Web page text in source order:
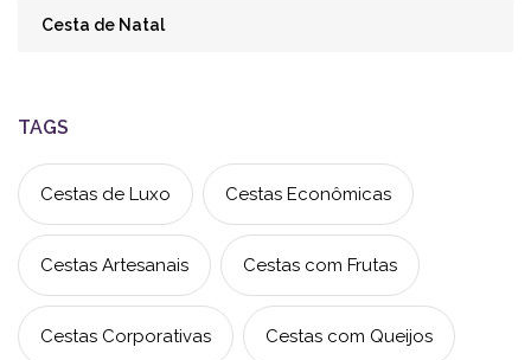
Cesta de Natal
TAGS
Cestas de Luxo Cestas Econômicas
Cestas Artesanais Cestas com Frutas
Cestas Corporativas Cestas com Queijos